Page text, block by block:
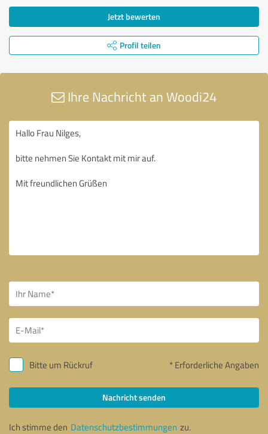
Jetzt bewerten
Profil teilen
Ihre Nachricht an Woodi24
Bitte um Rückruf * Erforderliche Angaben
Nachricht senden
Ich stimme den Datenschutzbestimmungen zu.